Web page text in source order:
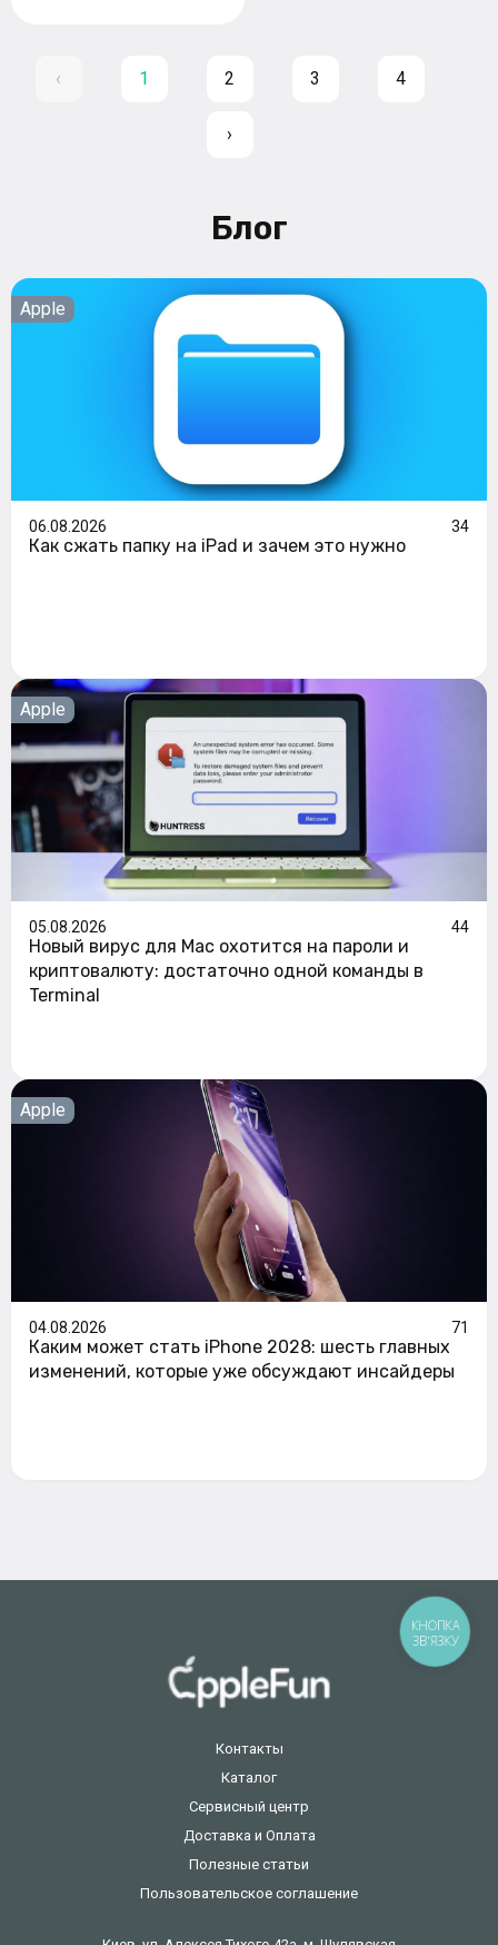
‹ 1 2 3 4
›
Блог
Apple
06.08.2026 34
Как сжать папку на iPad и зачем это нужно
Apple
05.08.2026 44
Новый вирус для Mac охотится на пароли и
криптовалюту: достаточно одной команды в
Terminal
Apple
04.08.2026 71
Каким может стать iPhone 2028: шесть главных
изменений, которые уже обсуждают инсайдеры
Контакты
Каталог
Сервисный центр
Доставка и Оплата
Полезные статьи
Пользовательское соглашение
КНОПКА
ЗВ'ЯЗКУ